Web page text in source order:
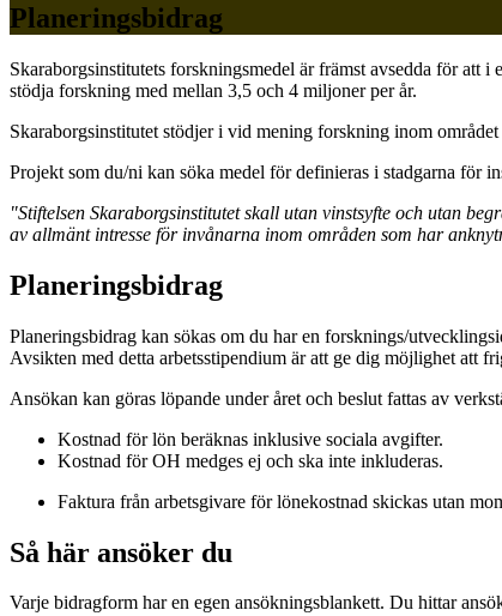
Planeringsbidrag
Skaraborgsinstitutets forskningsmedel är främst avsedda för att
stödja forskning med mellan 3,5 och 4 miljoner per år.
Skaraborgsinstitutet stödjer i vid mening forskning inom
Projekt som du/ni kan söka medel för definieras i stadgarna för
"Stiftelsen Skaraborgsinstitutet skall utan vinstsyfte och utan
av allmänt intresse för invånarna inom områden som har
Planeringsbidrag
Planeringsbidrag kan sökas om du har en forsknings/
Avsikten med detta arbetsstipendium är att ge dig möjlighet att
Ansökan kan göras löpande under året och beslut fattas av
Kostnad för lön beräknas inklusive sociala avgifter.
Kostnad för OH medges ej och ska inte inkluderas.
Faktura från arbetsgivare för lönekostnad skickas utan
Så här ansöker du
Varje bidragform har en egen ansökningsblankett. Du hittar